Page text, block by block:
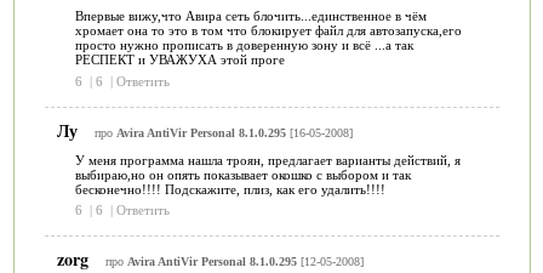
Впервые вижу,что Авира сеть блочить...единственное в чём
хромает она то это в том что блокирует файл для автозапуска,его
просто нужно прописать в доверенную зону и всё ...а так
РЕСПЕКТ и УВАЖУХА этой проге
6
| 6 | Ответить
Лу про Avira AntiVir Personal 8.1.0.295[16-05-2008]
У меня программа нашла троян, предлагает варианты действий, я
выбираю,но он опять показывает окошко с выбором и так
бесконечно!!!! Подскажите, плиз, как его удалить!!!!
6
| 6 | Ответить
zorg про Avira AntiVir Personal 8.1.0.295[12-05-2008]